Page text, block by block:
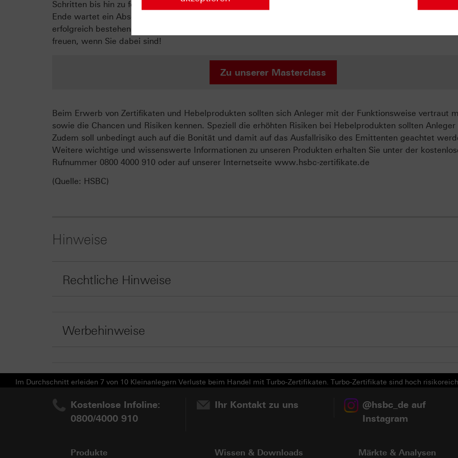
Schritten bis hin zu fortgeschrittenen Strategien mit Zertifikaten und professionellem Money
Ende wartet ein Abschlusstest auf Sie, welcher Ihr Wissen nochmal vertiefen soll. Falls Sie diesen
erfolgreich bestehen, erhalten Sie ein persönliches HSBC-Masterclass-Zertifikat von uns! Wir würden uns
freuen, wenn Sie dabei sind!
Zu unserer Masterclass
Beim Erwerb von Zertifikaten und Hebelprodukten sollten sich Anleger mit der Funktionsweise vertraut
sowie die Chancen und Risiken kennen. Speziell die erhöhten Risiken bei Hebelprodukten sollten Anleger
Zudem soll unbedingt auch auf die Bonität und damit auf das Ausfallrisiko des Emittenten geachtet
Weitere wichtige und wissenswerte Informationen zu unseren Produkten erhalten Sie unter der
Rufnummer 0800 4000 910 oder auf unserer Internetseite www.hsbc-zertifikate.de
(Quelle: HSBC)
Hinweise
Rechtliche Hinweise
Werbehinweise
Im Durchschnitt erleiden 7 von 10 Kleinanlegern Verluste beim Handel mit Turbo-Zertifikaten. Turbo-Zertifikate sind hoch
Kostenlose Infoline:
0800/4000 910
Ihr Kontakt zu uns
@hsbc_de auf
Instagram
Produkte Wissen & Downloads Märkte & Analysen